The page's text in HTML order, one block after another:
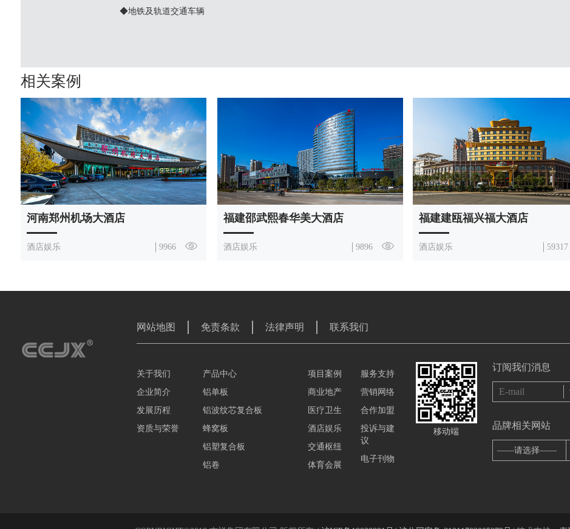
◆地铁及轨道交通车辆
相关案例
河南郑州机场大酒店
酒店娱乐 9966
福建邵武熙春华美大酒店
酒店娱乐 9896
福建建瓯福兴福大酒店
酒店娱乐 59317
网站地图 免责条款 法律声明 联系我们
关于我们
企业简介
发展历程
资质与荣誉
产品中心
铝单板
铝波纹芯复合板
蜂窝板
铝塑复合板
铝卷
项目案例
商业地产
医疗卫生
酒店娱乐
交通枢纽
体育会展
服务支持
营销网络
合作加盟
投诉与建
议
电子刊物
移动端
订阅我们消息
品牌相关网站
——请选择——